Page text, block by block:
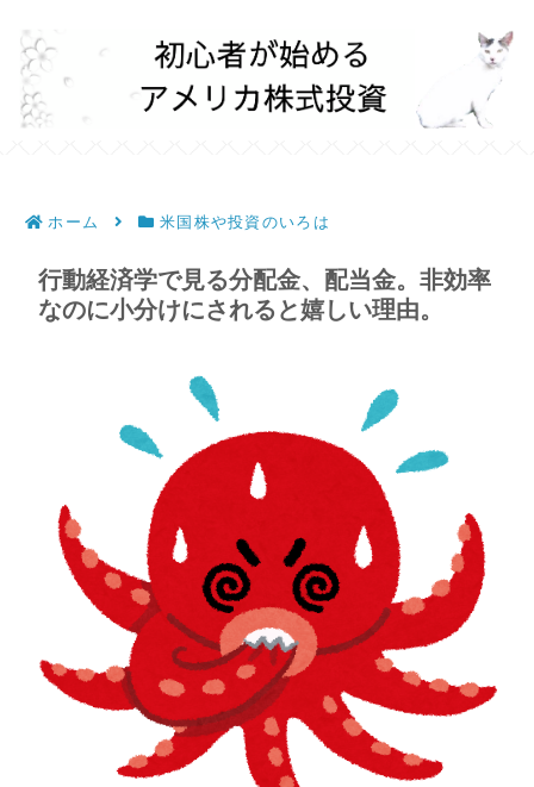
ホーム 米国株や投資のいろは
行動経済学で見る分配金、配当金。非効率
なのに小分けにされると嬉しい理由。